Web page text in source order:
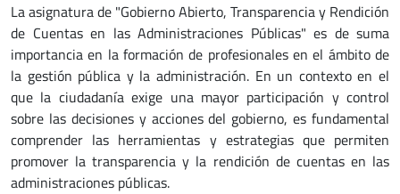
La asignatura de "Gobierno Abierto, Transparencia y Rendición
de Cuentas en las Administraciones Públicas" es de suma
importancia en la formación de profesionales en el ámbito de
la gestión pública y la administración. En un contexto en el
que la ciudadanía exige una mayor participación y control
sobre las decisiones y acciones del gobierno, es fundamental
comprender las herramientas y estrategias que permiten
promover la transparencia y la rendición de cuentas en las
administraciones públicas.